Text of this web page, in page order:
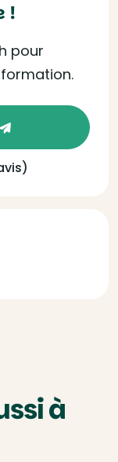
!
pour
)
à